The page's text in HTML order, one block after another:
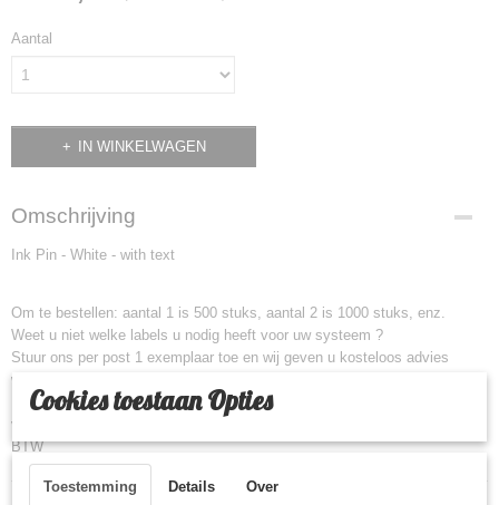
Aantal
IN WINKELWAGEN
Omschrijving
Ink Pin - White - with text
Om te bestellen: aantal 1 is 500 stuks, aantal 2 is 1000 stuks, enz.
Weet u niet welke labels u nodig heeft voor uw systeem ?
Stuur ons per post 1 exemplaar toe en wij geven u kosteloos advies
welke labels op uw systeem werken.
Prijs is incl. BTW, besteld u vanuit het buitenland ? Neem dan
voorafgaande te bestellen contact met ons op voor een factuur met 0%
BTW
Cookies toestaan Opties
Toestemming Details Over